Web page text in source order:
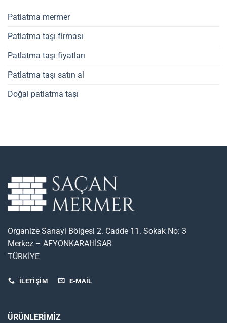
Patlatma mermer
Patlatma taşı firması
Patlatma taşı fiyatları
Patlatma taşı satın al
Doğal patlatma taşı
Organize Sanayi Bölgesi 2. Cadde 11. Sokak No: 3
Merkez – AFYONKARAHİSAR
TÜRKİYE
İLETİŞİM E-MAIL
ÜRÜNLERİMİZ